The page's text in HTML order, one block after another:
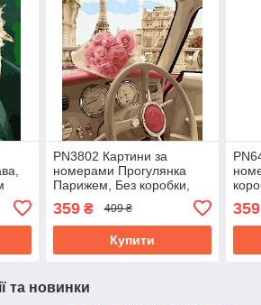
PN3802 Картини за
номерами Прогулянка
Парижем, Без коробки,
359₴ 409 ₴
Купити
359
та новинки